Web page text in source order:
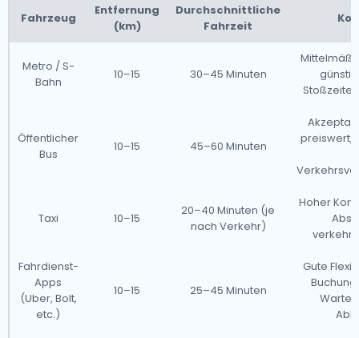
Fahrzeug
Entfernung
(km)
Durchschnittliche
Fahrzeit
Metro / S-
Bahn
10–15 30–45 Minuten
Öffentlicher
Bus
10–15 45–60 Minuten
preiswert,
Taxi 10–15
20–40 Minuten (je
nach Verkehr)
Hoher
Fahrdienst-
Apps
(Uber, Bolt,
etc.)
10–15 25–45 Minuten
Gute